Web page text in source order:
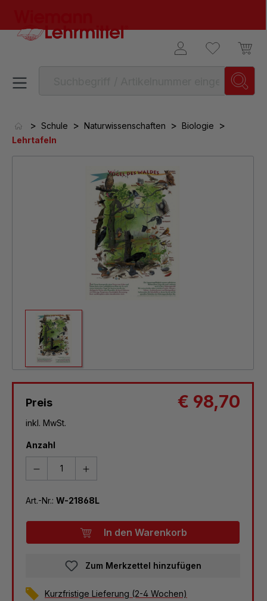
> Schule > Naturwissenschaften > Biologie >
Lehrtafeln
Bildergalerie überspringen
Preis € 98,70
inkl. MwSt.
Anzahl
Art.-Nr.: W-21868L
In den Warenkorb
Zum Merkzettel hinzufügen
Kurzfristige Lieferung (2-4 Wochen)